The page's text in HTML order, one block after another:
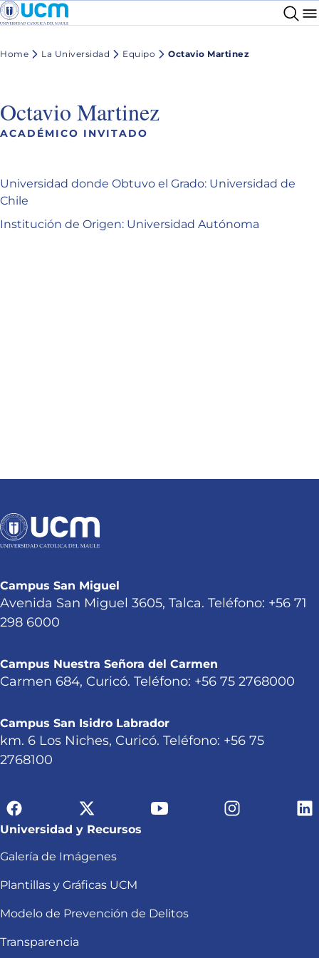
Home La Universidad Equipo Octavio Martinez
Octavio Martinez
ACADÉMICO INVITADO
Universidad donde Obtuvo el Grado: Universidad de
Chile
Institución de Origen: Universidad Autónoma
Campus San Miguel
Avenida San Miguel 3605, Talca. Teléfono: +56 71
298 6000
Campus Nuestra Señora del Carmen
Carmen 684, Curicó. Teléfono: +56 75 2768000
Campus San Isidro Labrador
km. 6 Los Niches, Curicó. Teléfono: +56 75
2768100
Universidad y Recursos
Galería de Imágenes
Plantillas y Gráficas UCM
Modelo de Prevención de Delitos
Transparencia